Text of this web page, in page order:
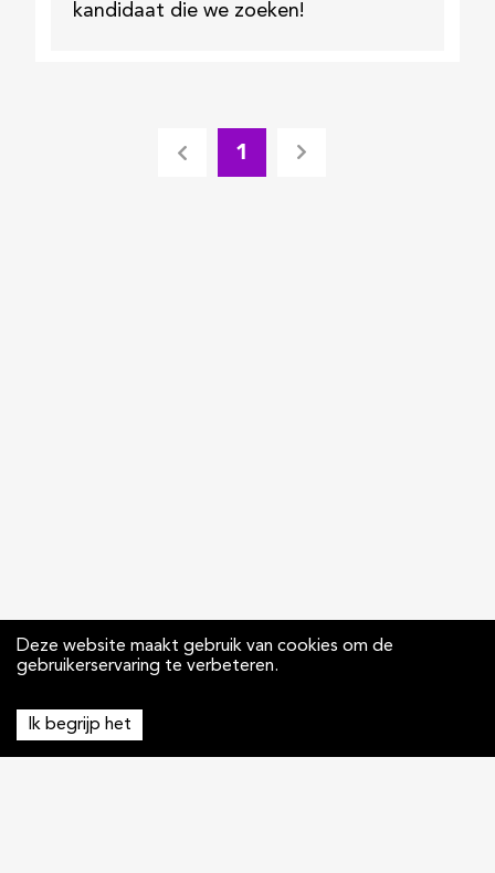
kandidaat die we zoeken!
1
Deze website maakt gebruik van cookies om de
gebruikerservaring te verbeteren.
Ik begrijp het